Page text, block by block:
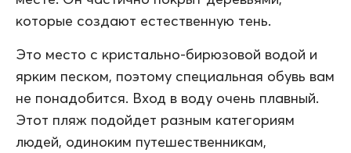
которые создают естественную тень.
Это место с кристально-бирюзовой водой и
ярким песком, поэтому специальная обувь вам
не понадобится. Вход в воду очень плавный.
Этот пляж подойдет разным категориям
людей, одиноким путешественникам,